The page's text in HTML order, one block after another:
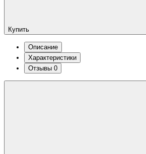
Купить
Описание
Характеристики
Отзывы 0